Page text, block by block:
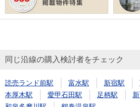
同じ沿線の購入検討者をチェック
読売ランド前駅 富水駅 新宿駅
本厚木駅
愛甲石田駅 足柄駅